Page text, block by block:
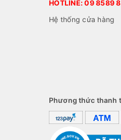
HOTLINE:09 8589
Hệ thống cửa hàng
Phương thức thanh